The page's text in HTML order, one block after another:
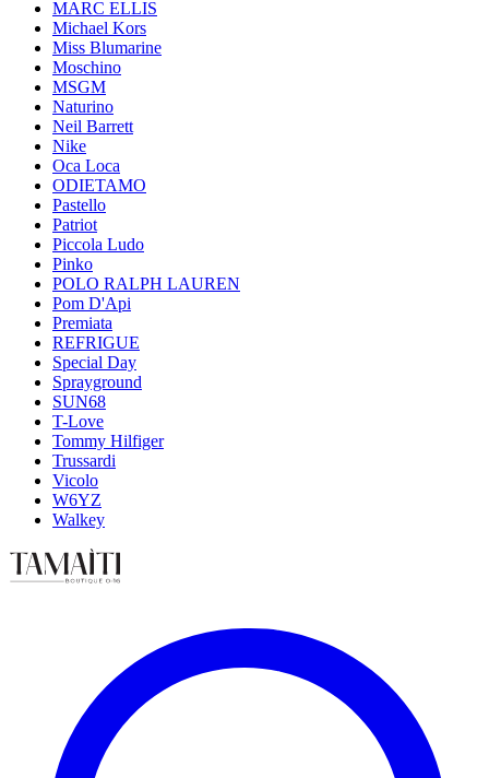
MARC ELLIS
Michael Kors
Miss Blumarine
Moschino
MSGM
Naturino
Neil Barrett
Nike
Oca Loca
ODIETAMO
Pastello
Patriot
Piccola Ludo
Pinko
POLO RALPH LAUREN
Pom D'Api
Premiata
REFRIGUE
Special Day
Sprayground
SUN68
T-Love
Tommy Hilfiger
Trussardi
Vicolo
W6YZ
Walkey